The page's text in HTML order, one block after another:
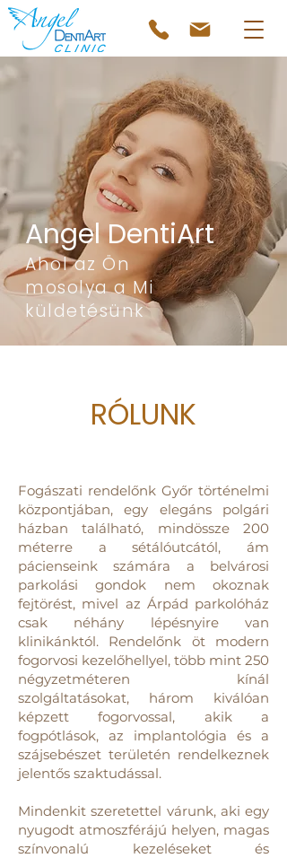
Angel DentiArt
Ahol az Ön
mosolya a Mi
küldetésünk
RÓLUNK
Fogászati rendelőnk Győr történelmi
központjában, egy elegáns polgári
házban található, mindössze 200
méterre a sétálóutcától, ám
pácienseink számára a belvárosi
parkolási gondok nem okoznak
fejtörést, mivel az Árpád parkolóház
csak néhány lépésnyire van
klinikánktól. Rendelőnk öt modern
fogorvosi kezelőhellyel, több mint 250
négyzetméteren kínál
szolgáltatásokat, három kiválóan
képzett fogorvossal, akik a
fogpótlások, az implantológia és a
szájsebészet területén rendelkeznek
jelentős szaktudással.
Mindenkit szeretettel várunk, aki egy
nyugodt atmoszférájú helyen, magas
színvonalú kezeléseket és